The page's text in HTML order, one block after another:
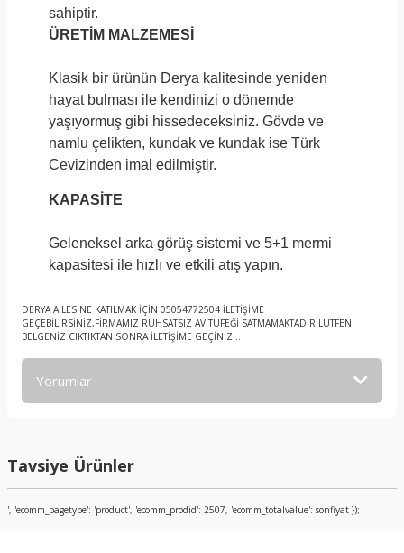
sahiptir.
ÜRETİM MALZEMESİ
Klasik bir ürünün Derya kalitesinde yeniden
hayat bulması ile kendinizi o dönemde
yaşıyormuş gibi hissedeceksiniz. Gövde ve
namlu çelikten, kundak ve kundak ise Türk
Cevizinden imal edilmiştir.
KAPASİTE
Geleneksel arka görüş sistemi ve 5+1 mermi
kapasitesi ile hızlı ve etkili atış yapın.
DERYA AİLESİNE KATILMAK İÇİN 05054772504 İLETİŞİME
GEÇEBİLİRSİNİZ,FİRMAMIZ RUHSATSIZ AV TÜFEĞİ SATMAMAKTADIR LÜTFEN
BELGENİZ CIKTIKTAN SONRA İLETİŞİME GEÇİNİZ...
Yorumlar
Yorum Yaz
Tavsiye Ürünler
', 'ecomm_pagetype': 'product', 'ecomm_prodid': 2507, 'ecomm_totalvalue': sonfiyat });